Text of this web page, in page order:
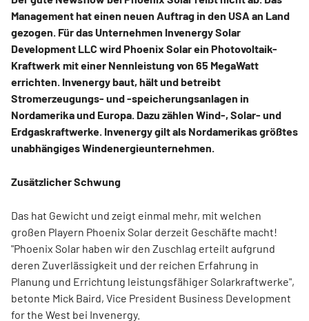
Management hat einen neuen Auftrag in den USA an Land
gezogen. Für das Unternehmen Invenergy Solar
Development LLC wird Phoenix Solar ein Photovoltaik-
Kraftwerk mit einer Nennleistung von 65 MegaWatt
errichten. Invenergy baut, hält und betreibt
Stromerzeugungs- und -speicherungsanlagen in
Nordamerika und Europa. Dazu zählen Wind-, Solar- und
Erdgaskraftwerke. Invenergy gilt als Nordamerikas größtes
unabhängiges Windenergieunternehmen.
Zusätzlicher Schwung
Das hat Gewicht und zeigt einmal mehr, mit welchen
großen Playern Phoenix Solar derzeit Geschäfte macht!
"Phoenix Solar haben wir den Zuschlag erteilt aufgrund
deren Zuverlässigkeit und der reichen Erfahrung in
Planung und Errichtung leistungsfähiger Solarkraftwerke",
betonte Mick Baird, Vice President Business Development
for the West bei Invenergy.